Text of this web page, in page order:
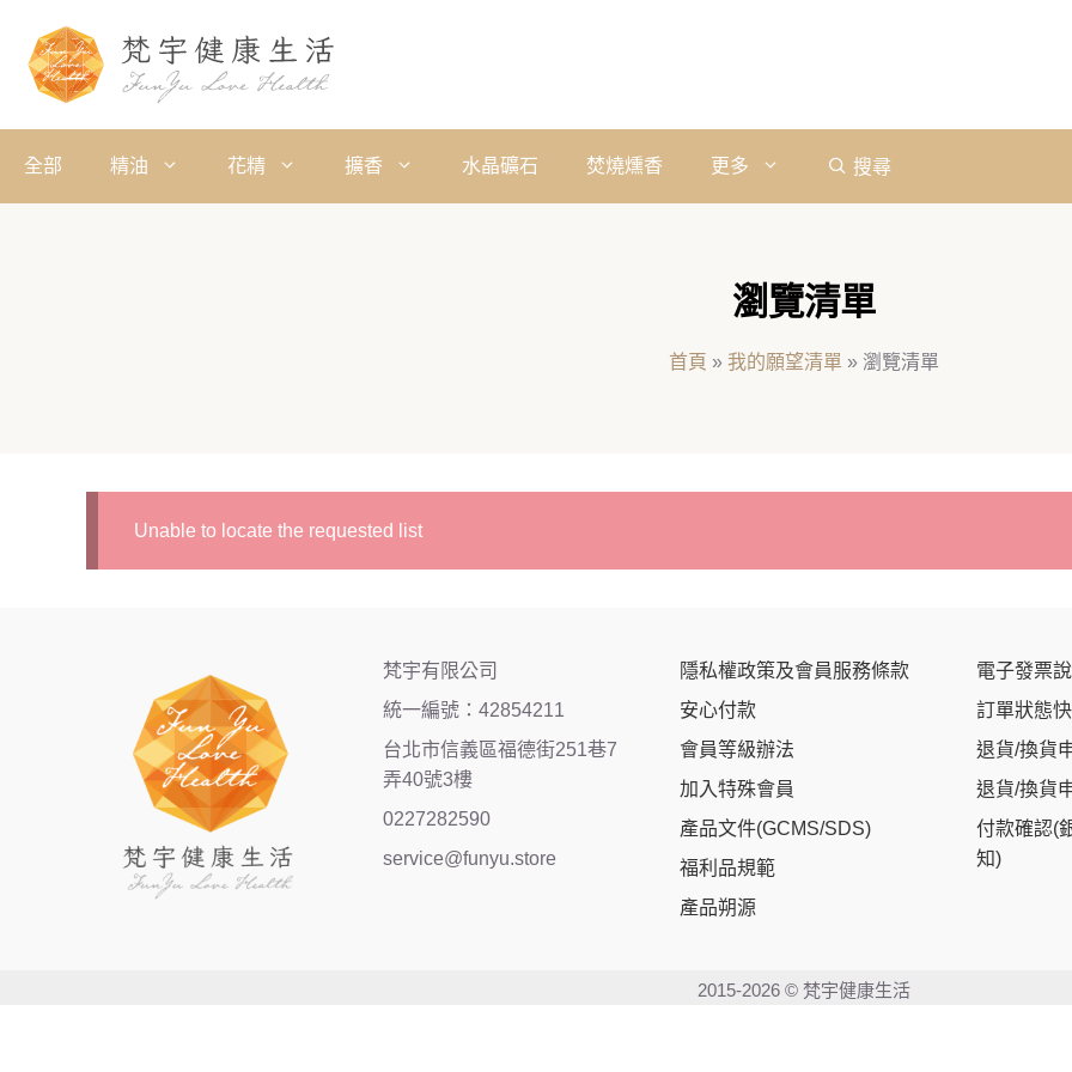
全部 精油 花精 擴香 水晶礦石 焚燒燻香 更多 搜尋
瀏覽清單
首頁 » 我的願望清單 » 瀏覽清單
Unable to locate the requested list
梵宇有限公司
統一編號：42854211
台北市信義區福德街251巷7
弄40號3樓
0227282590
service@funyu.store
隱私權政策及會員服務條款
安心付款
會員等級辦法
加入特殊會員
產品文件(GCMS/SDS)
福利品規範
產品朔源
電子發票
訂單狀態
退貨/換貨
退貨/換貨
付款確認(
知)
2015-2026 © 梵宇健康生活